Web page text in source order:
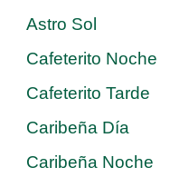
Astro Sol
Cafeterito Noche
Cafeterito Tarde
Caribeña Día
Caribeña Noche